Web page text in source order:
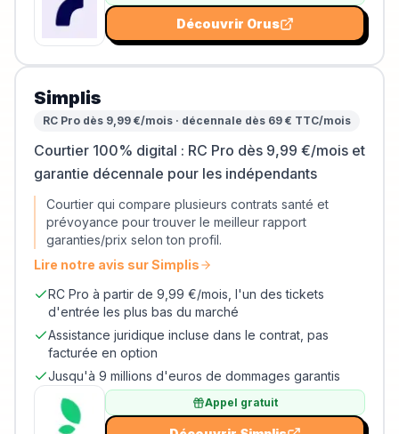
Découvrir Orus
Simplis
RC Pro dès 9,99 €/mois · décennale dès 69 € TTC/mois
Courtier 100% digital : RC Pro dès 9,99 €/mois et
garantie décennale pour les indépendants
Courtier qui compare plusieurs contrats santé et
prévoyance pour trouver le meilleur rapport
garanties/prix selon ton profil.
Lire notre avis surSimplis
RC Pro à partir de 9,99 €/mois, l'un des tickets
d'entrée les plus bas du marché
Assistance juridique incluse dans le contrat, pas
facturée en option
Jusqu'à 9 millions d'euros de dommages garantis
Appel gratuit